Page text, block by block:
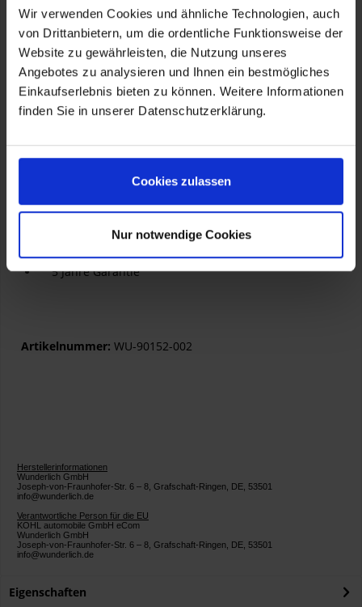
Wir verwenden Cookies und ähnliche Technologien, auch
von Drittanbietern, um die ordentliche Funktionsweise der
Website zu gewährleisten, die Nutzung unseres
Angebotes zu analysieren und Ihnen ein bestmögliches
Einkaufserlebnis bieten zu können. Weitere Informationen
finden Sie in unserer Datenschutzerklärung.
Cookies zulassen
Nur notwendige Cookies
Kratzfest und robust
Kompletter Satz mit allen Anbauteilen
Technische Daten
Werkstoff: Hochwertiger ABS Kunststoff, schwarz
durchgefärbt, unzerbrechlich
Breite: 346 mm
Wunderlich Produkt. Kleine Serien. Von Hand
Made in Germany
5 Jahre Garantie
Artikelnummer: WU-90152-002
Herstellerinformationen
Wunderlich GmbH
Joseph-von-Fraunhofer-Str. 6 – 8, Grafschaft-Ringen, DE, 53501
info@wunderlich.de
Verantwortliche Person für die EU
KOHL automobile GmbH eCom
Wunderlich GmbH
Joseph-von-Fraunhofer-Str. 6 – 8, Grafschaft-Ringen, DE, 53501
info@wunderlich.de
Eigenschaften